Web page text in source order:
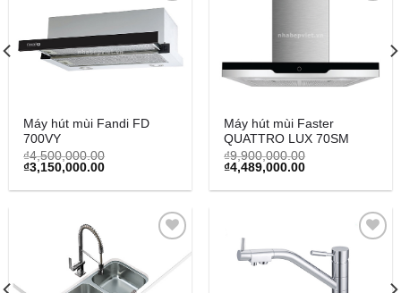
Add to
Wishlist
Máy hút mùi Fandi FD
700VY
₫4,500,000.00
Original
was:
₫3,150,000.00Current
is:
Máy hút mùi Faster
QUATTRO LUX 70SM
₫9,900,000.00
Original
was:
₫4,489,000.00Current
is:
Wishlist
Add to
Wishlist